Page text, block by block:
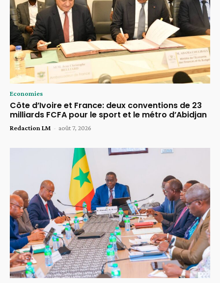
Economies
Côte d’Ivoire et France: deux conventions de 23
milliards FCFA pour le sport et le métro d’Abidjan
Redaction LM - août 7, 2026